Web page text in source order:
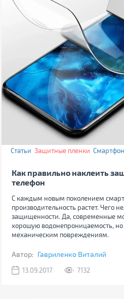
Статьи Защитные пленки
Как правильно наклеить
телефон
С каждым новым поколением
производительность растет. Чего
защищенности. Да, современные
хорошую водонепроницаемость,
механическим повреждениям.
Автор: Гавриленко Виталий
13.09.2017 7132